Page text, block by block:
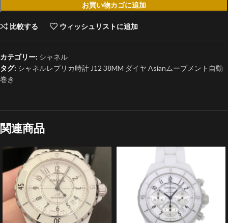
お買い物カゴに追加
比較する ウィッシュリストに追加
カテゴリー: シャネル
タグ: シャネルレプリカ時計 J12 38MM ダイヤ Asianムーブメント自動
巻き
関連商品